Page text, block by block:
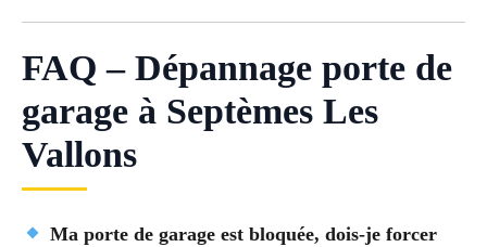
FAQ – Dépannage porte de
garage à Septèmes Les
Vallons
Ma porte de garage est bloquée, dois-je forcer